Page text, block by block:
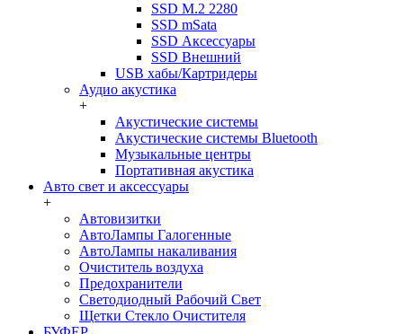
SSD M.2 2280
SSD mSata
SSD Аксессуары
SSD Внешний
USB хабы/Картридеры
Аудио акустика
+
Акустические системы
Акустические системы Bluetooth
Музыкальные центры
Портативная акустика
Авто свет и аксессуары
+
Автовизитки
АвтоЛампы Галогенные
АвтоЛампы накаливания
Очиститель воздуха
Предохранители
Светодиодный Рабочий Свет
Щетки Стекло Очистителя